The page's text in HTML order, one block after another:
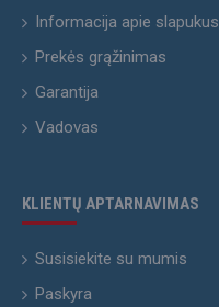
Informacija apie slapukus
Prekės grąžinimas
Garantija
Vadovas
KLIENTŲ APTARNAVIMAS
Susisiekite su mumis
Paskyra